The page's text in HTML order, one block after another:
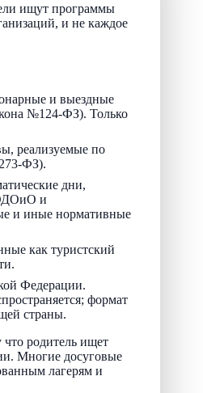
ищут программы
и не каждое
и выездные
№124-ФЗ). Только
реализуемые по
ФЗ).
дни,
ОДОиО и
и иные нормативные
как туристский
Федерации.
формат
страны.
родитель ищет
Многие досуговые
лагерям и